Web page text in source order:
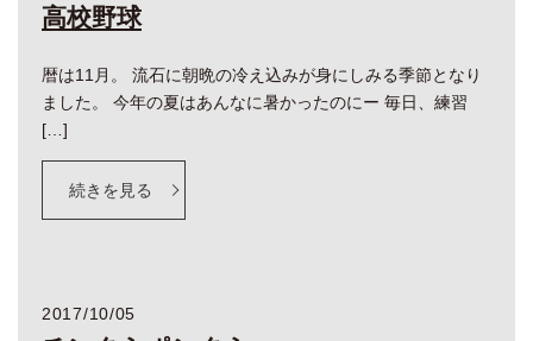
高校野球
暦は11月。 流石に朝晩の冷え込みが身にしみる季節となり
ました。 今年の夏はあんなに暑かったのにー 毎日、練習
[…]
続きを見る
2017/10/05